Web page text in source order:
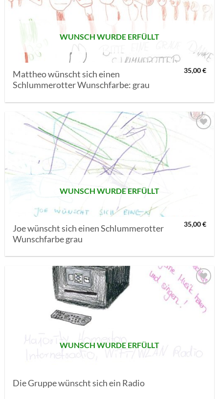
WUNSCH WURDE ERFÜLLT
Mattheo wünscht sich einen
Schlummerotter Wunschfarbe: grau
35,00€
MERKLISTE
WUNSCH WURDE ERFÜLLT
Joe wünscht sich einen Schlummerotter
Wunschfarbe grau
35,00€
AUF MEINE
MERKLISTE
SETZEN
WUNSCH WURDE ERFÜLLT
Die Gruppe wünscht sich ein Radio